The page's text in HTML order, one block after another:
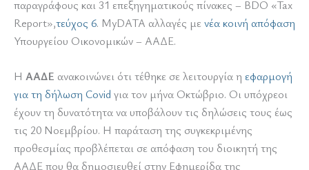
παραγράφους και 31 επεξηγηματικούς πίνακες – BDO «Tax
Report»,τεύχος 6. MyDATA αλλαγές με νέα κοινή απόφαση
Υπουργείου Οικονομικών – ΑΑΔΕ.
Η ΑΑΔΕ ανακοινώνει ότι τέθηκε σε λειτουργία η εφαρμογή
για τη δήλωση Covid για τον μήνα Οκτώβριο. Οι υπόχρεοι
έχουν τη δυνατότητα να υποβάλουν τις δηλώσεις τους έως
τις 20 Νοεμβρίου. Η παράταση της συγκεκριμένης
προθεσμίας προβλέπεται σε απόφαση του διοικητή της
ΑΑΔΕ που θα δημοσιευθεί στην Εφημερίδα της